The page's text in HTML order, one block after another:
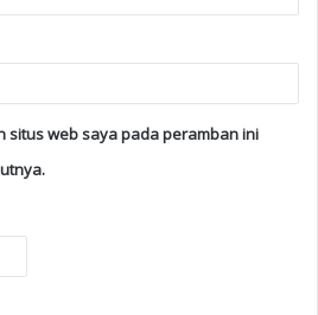
situs web saya pada peramban ini